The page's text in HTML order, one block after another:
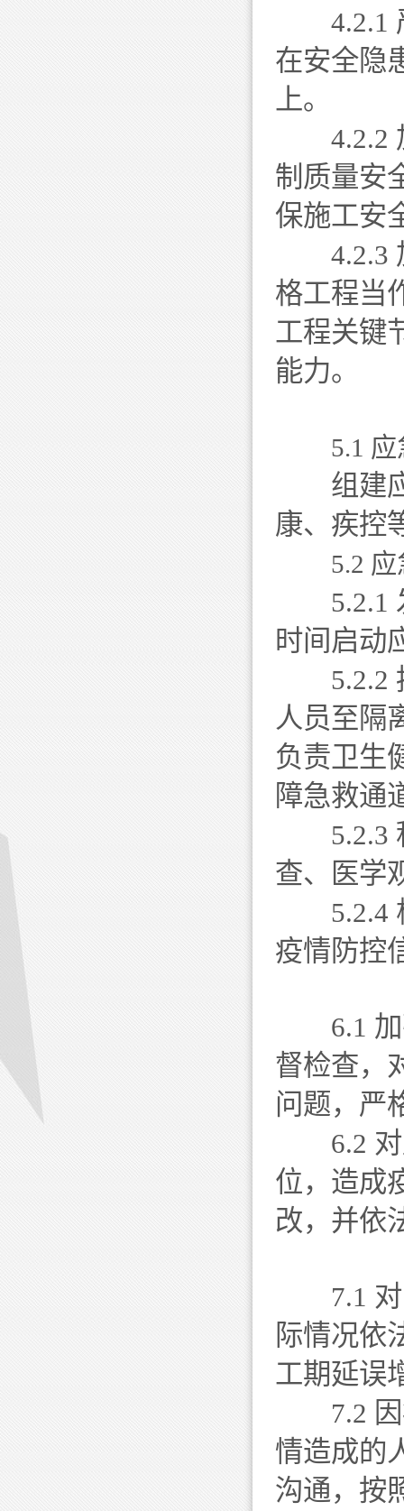
4.2.1 严
在安全隐
上。
4.2.2 加
制质量安
保施工安
4.2.3 加
格工程当
工程关键
能力。
5.1
组建应
康、疾控
5.2
5.2.1 发
时间启动
5.2.2 按
人员至隔
负责卫生
障急救通
5.2.3 积
查、医学
5.2.4 根
疫情防控
6.1 加
督检查，
问题，严
6.2 对
位，造成
改，并依
7.1 对
际情况依
工期延误
7.2 因
情造成的
沟通，按